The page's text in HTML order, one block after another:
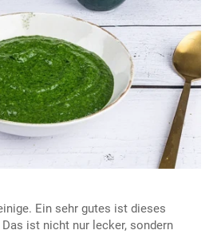
Ein sehr gutes ist dieses
Das ist nicht nur lecker, sondern